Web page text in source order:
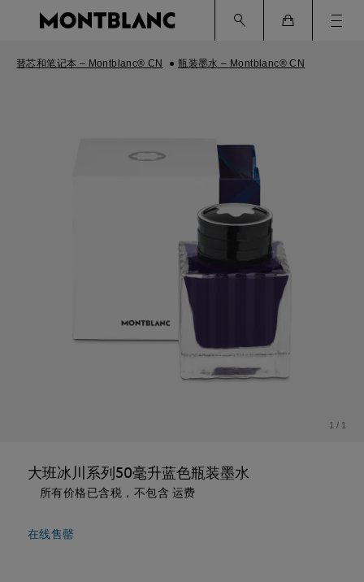
替芯和笔记本 – Montblanc® CN 瓶装墨水 – Montblanc® CN
1 / 1
大班冰川系列50毫升蓝色瓶装墨水
所有价格已含税，不包含 运费
在线售罄